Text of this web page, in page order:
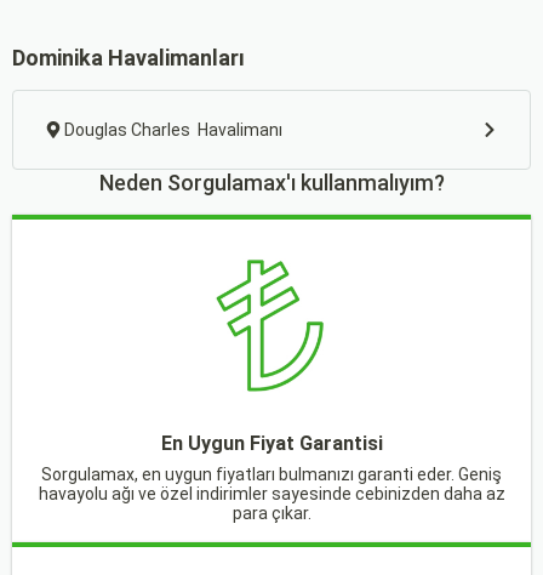
Dominika Havalimanları
Douglas Charles Havalimanı
Neden Sorgulamax'ı kullanmalıyım?
En Uygun Fiyat Garantisi
Sorgulamax, en uygun fiyatları bulmanızı garanti eder. Geniş
havayolu ağı ve özel indirimler sayesinde cebinizden daha az
para çıkar.